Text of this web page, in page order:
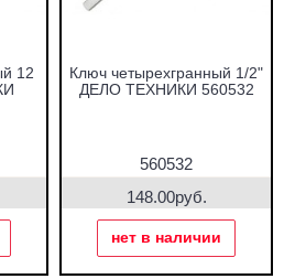
12
Ключ четырехгранный 1/2"
ДЕЛО ТЕХНИКИ 560532
560532
148.00руб.
нет в наличии